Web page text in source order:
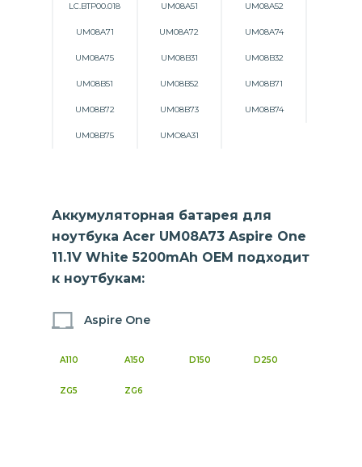
LC.BTP00.018 UM08A51 UM08A52
UM08A71 UM08A72 UM08A74
UM08A75 UM08B31 UM08B32
UM08B51 UM08B52 UM08B71
UM08B72 UM08B73 UM08B74
UM08B75 UMO8A31
Аккумуляторная батарея для
ноутбука Acer UM08A73 Aspire One
11.1V White 5200mAh OEM подходит
к ноутбукам:
Aspire One
A110 A150 D150 D250
ZG5 ZG6